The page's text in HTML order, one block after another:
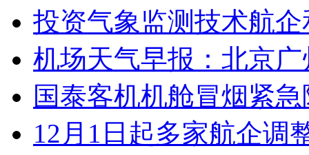
投资气象监测技术航
机场天气早报：北京
国泰客机机舱冒烟紧
12月1日起多家航企调